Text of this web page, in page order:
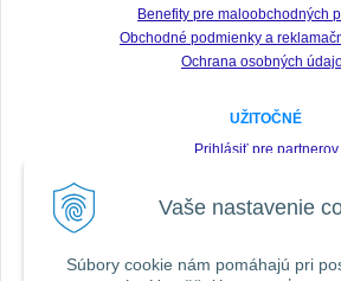
Vaše nastavenie
Súbory cookie nám pomáhajú pri
Benefity pre maloobchodných
Obchodné podmienky a
Ochrana osobných
UŽITOČNÉ
Prihlásiť pre partnerov
Zabudnuté heslo